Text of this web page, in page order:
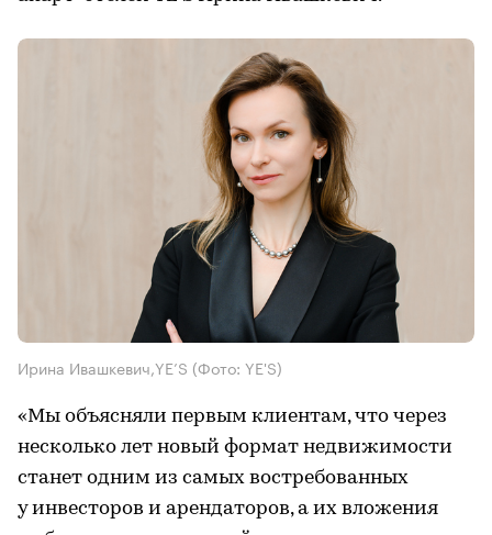
Ирина Ивашкевич,YE’S (Фото: YE'S)
«Мы объясняли первым клиентам, что через
несколько лет новый формат недвижимости
станет одним из самых востребованных
у инвесторов и арендаторов, а их вложения